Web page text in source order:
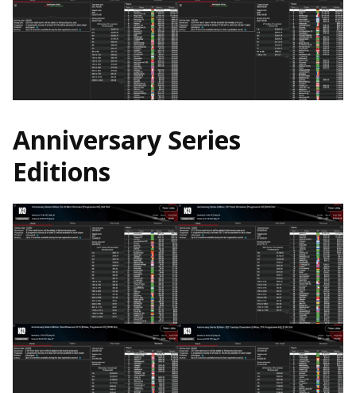
Anniversary Series
Editions